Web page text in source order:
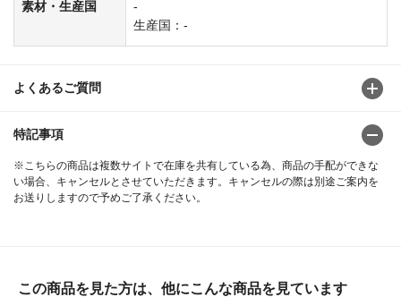
素材・生産国
-
生産国：-
よくあるご質問
特記事項
※こちらの商品は複数サイトで在庫を共有している為、商品の手配ができな
い場合、キャンセルとさせていただきます。キャンセルの際は別途ご案内を
お送りしますので予めご了承ください。
この商品を見た方は、他にこんな商品を見ています